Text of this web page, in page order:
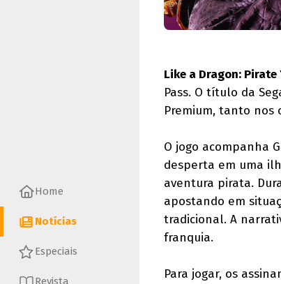
Home
Notícias
Especiais
Revista
Like a Dragon:
Pass. O título da
Premium, tanto nos
O jogo acompanha
desperta em uma
aventura pirata.
apostando em
tradicional. A
franquia.
Para jogar, os